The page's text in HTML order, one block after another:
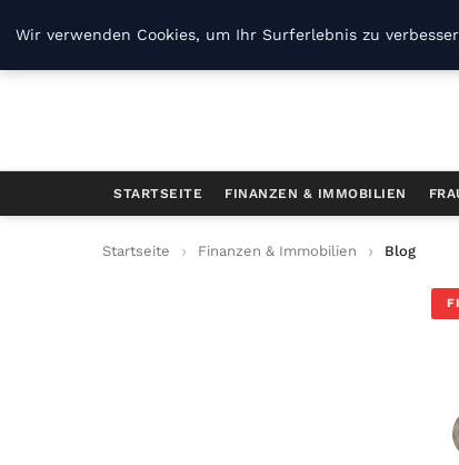
STARTSEITE FINANZEN & IMMOBILIEN
Startseite Finanzen & Immobilien Blog
Wir verwenden Cookies, um Ihr Surferlebnis zu